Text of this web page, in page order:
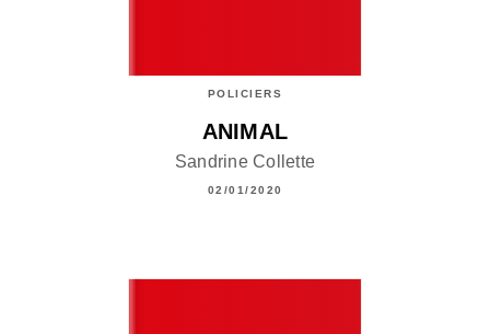
POLICIERS
ANIMAL
Sandrine Collette
02/01/2020